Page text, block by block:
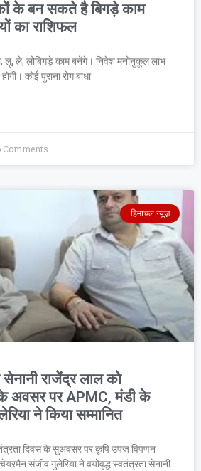
के बन सकते है बिगड़े काम
का राशिफल
लू, ले, लोबिगड़े काम बनेंगे। निवेश मनोनुकूल लाभ
कोई पुराना रोग बाधा
Comments
हिमाचल न्यूज़
सेनानी राजेंद्र लाल को
अवसर पर APMC, मंडी के
ने किया सम्मानित
दिवस के सुअवसर पर कृषि उपज विपणन
संजीव गुलेरिया ने वयोवृद्ध स्वतंत्रता सेनानी